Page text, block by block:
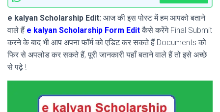
e kalyan Scholarship Edit: आज की इस पोस्ट में हम आपको बताने
वाले हैं e kalyan Scholarship Form Editकैसे करेंगे Final Submit
करने के बाद भी आप अपना फॉर्म को एडिट कर सकते हैं Documents को
फिर से अपलोड कर सकते हैं, पूरी जानकारी यहाँ बताने वाले हैं तो इसे अच्छे
से पढ़े !